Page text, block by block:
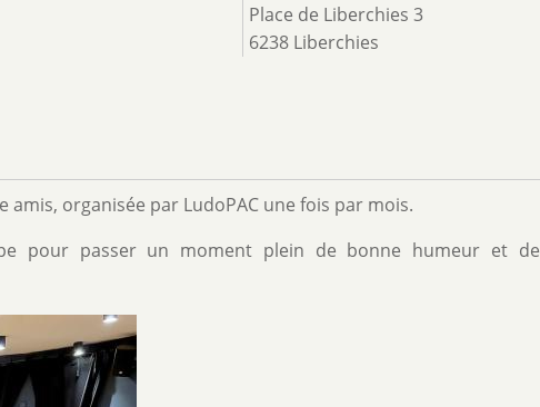
Place de Liberchies 3
6238 Liberchies
organisée par LudoPAC une fois par mois.
pour passer un moment plein de bonne humeur et de